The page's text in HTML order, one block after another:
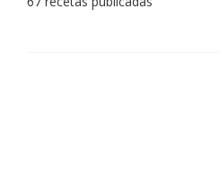
con un toque diferente